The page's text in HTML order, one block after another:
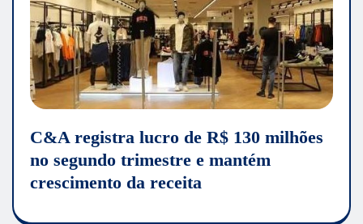
C&A registra lucro de R$ 130 milhões
no segundo trimestre e mantém
crescimento da receita